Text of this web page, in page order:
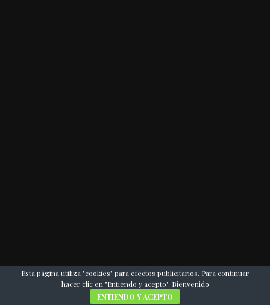
Esta página utiliza "cookies" para efectos publicitarios. Para continuar
hacer clic en "Entiendo y acepto". Bienvenido
ENTIENDO Y ACEPTO